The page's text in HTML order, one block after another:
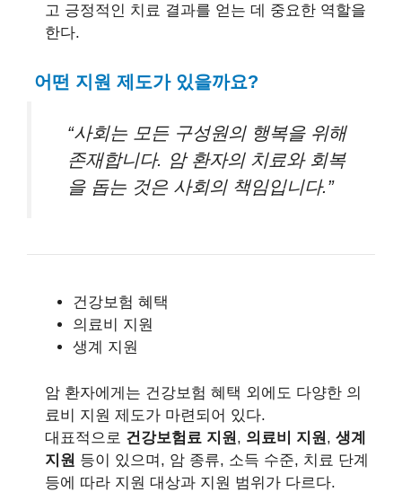
고 긍정적인 치료 결과를 얻는 데 중요한 역할을
한다.
어떤 지원 제도가 있을까요?
“사회는 모든 구성원의 행복을 위해
존재합니다. 암 환자의 치료와 회복
을 돕는 것은 사회의 책임입니다.”
건강보험 혜택
의료비 지원
생계 지원
암 환자에게는 건강보험 혜택 외에도 다양한 의
료비 지원 제도가 마련되어 있다.
대표적으로 건강보험료 지원 , 의료비 지원 , 생계
지원 등이 있으며, 암 종류, 소득 수준, 치료 단계
등에 따라 지원 대상과 지원 범위가 다르다.